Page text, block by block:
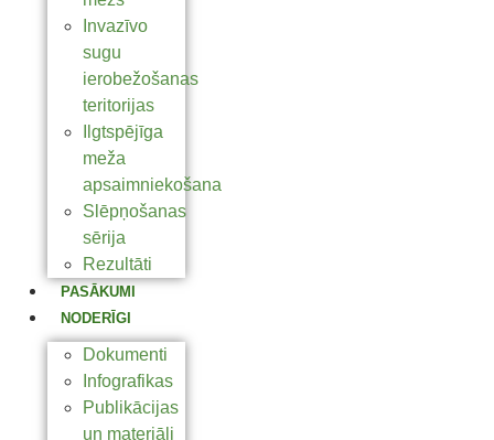
Invazīvo
sugu
ierobežošanas
teritorijas
Ilgtspējīga
meža
apsaimniekošana
Slēpņošanas
sērija
Rezultāti
PASĀKUMI
NODERĪGI
Dokumenti
Infografikas
Publikācijas
un materiāli